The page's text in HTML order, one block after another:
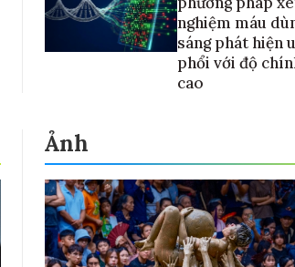
nghiệm máu
sáng phát hiện
phổi với độ
cao
Ảnh